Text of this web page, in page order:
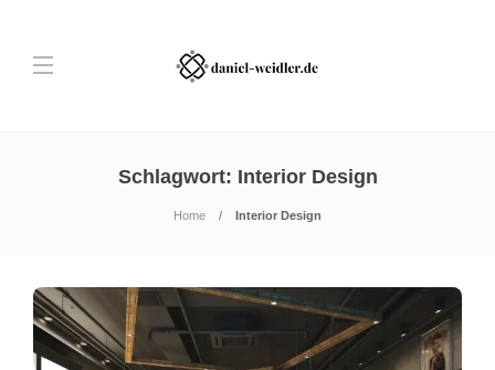
Schlagwort: Interior Design
Home Interior Design